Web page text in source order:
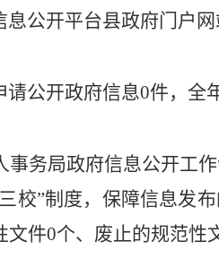
息公开平台县政府门户
请公开政府信息0件，全
事务局政府信息公开工
校”制度，保障信息发
件0个、废止的规范性